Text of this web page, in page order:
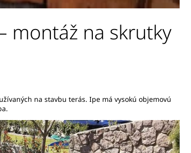
montáž na skrutky
na stavbu terás. Ipe má vysokú objemovú